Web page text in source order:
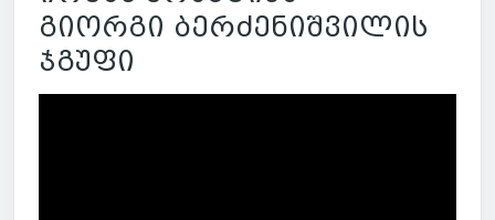
გიორგი ბერძენიშვილის
ჯგუფი